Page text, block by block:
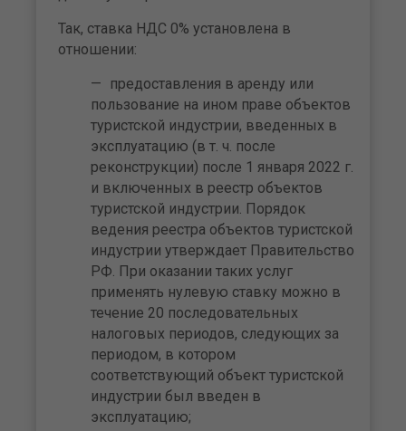
Так, ставка НДС 0% установлена в
отношении:
предоставления в аренду или
пользование на ином праве объектов
туристской индустрии, введенных в
эксплуатацию (в т. ч. после
реконструкции) после 1 января 2022 г.
и включенных в реестр объектов
туристской индустрии. Порядок
ведения реестра объектов туристской
индустрии утверждает Правительство
РФ. При оказании таких услуг
применять нулевую ставку можно в
течение 20 последовательных
налоговых периодов, следующих за
периодом, в котором
соответствующий объект туристской
индустрии был введен в
эксплуатацию;